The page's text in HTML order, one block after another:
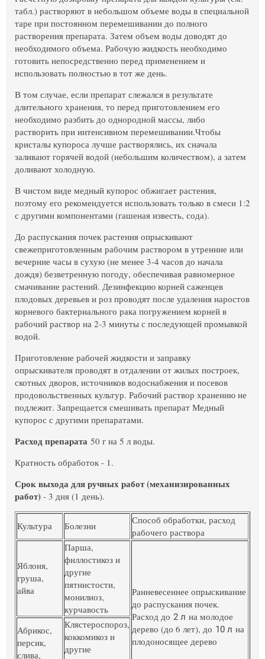
табл.) растворяют в небольшом объеме воды в специальной
таре при постоянном перемешивании до полного
растворения препарата. Затем объем воды доводят до
необходимого объема. Рабочую жидкость необходимо
готовить непосредственно перед применением и
использовать полностью в тот же день.
В том случае, если препарат слежался в результате
длительного хранения, то перед приготовлением его
необходимо разбить до однородной массы, либо
растворить при интенсивном перемешивании.Чтобы
кристалы купороса лучше растворялись, их сначала
заливают горячей водой (небольшим количеством), а затем
доливают холодную.
В чистом виде медный купорос обжигает растения,
поэтому его рекомендуется использовать только в смеси 1:2
с другими компонентами (гашеная известь, сода).
До распускания почек растения опрыскивают
свежеприготовленным рабочим раствором в утренние или
вечерние часы в сухую (не менее 3-4 часов до начала
дождя) безветренную погоду, обеспечивая равномерное
смачивание растений. Дезинфекцию корней саженцев
плодовых деревьев и роз проводят после удаления наростов
корневого бактериального рака погружением корней в
рабочий раствор на 2-3 минуты с последующей промывкой
водой.
Приготовление рабочей жидкости и заправку
опрыскивателя проводят в отдалении от жилых построек,
скотных дворов, источников водоснабжения и посевов
продовольственных культур. Рабочий раствор хранению не
подлежит. Запрещается смешивать препарат Медный
купорос с другими препаратами.
Расход препарата 50 г на 5 л воды.
Кратность обработок - 1.
Срок выхода для ручных работ (механизированных
работ) - 3 дня (1 день).
Культура Болезни
Способ обработки, расход
рабочего раствора
Яблоня,
груша,
айва
Парша,
филлостикоз и
другие
пятнистости,
монилиоз,
курчавость
Ранневесеннее опрыскивание
до распускания почек.
Расход до 2 л на молодое
дерево (до 6 лет), до 10 л на
плодоносящее дерево
Абрикос,
персик,
слива,
Клястероспороз,
коккомикоз и
другие